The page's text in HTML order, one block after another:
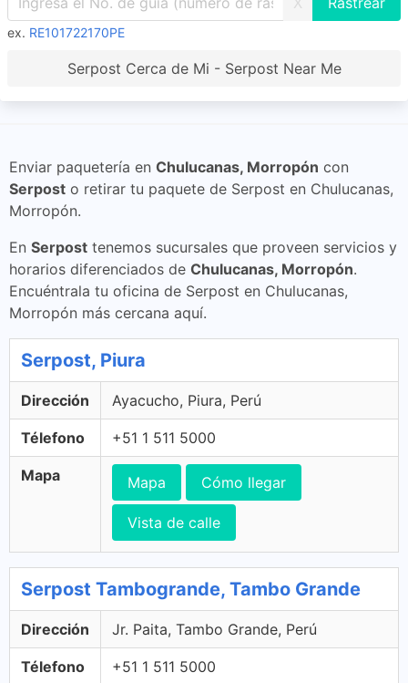
ex. RE101722170PE
Serpost Cerca de Mi - Serpost Near Me
Enviar paquetería en Chulucanas, Morropón con
Serpost o retirar tu paquete de Serpost en Chulucanas,
Morropón.
En Serpost tenemos sucursales que proveen servicios y
horarios diferenciados de Chulucanas, Morropón.
Encuéntrala tu oficina de Serpost en Chulucanas,
Morropón más cercana aquí.
Serpost, Piura
Dirección Ayacucho, Piura, Perú
Télefono +51 1 511 5000
Mapa Mapa Cómo llegar
Vista de calle
Serpost Tambogrande, Tambo Grande
Dirección Jr. Paita, Tambo Grande, Perú
Télefono +51 1 511 5000